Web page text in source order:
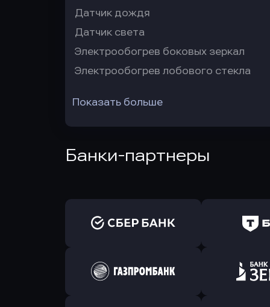
Датчик дождя
Датчик света
Электрообогрев боковых зеркал
Электрообогрев лобового стекла
Показать больше
Банки-партнеры
Оправить заявку
в Сбербанк
в Т-Банк